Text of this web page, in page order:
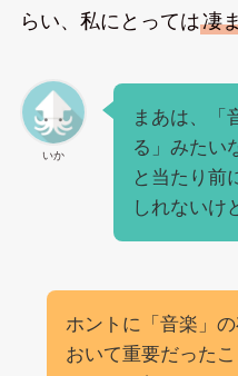
らい、私にとっては凄
いか
まあは、「
る」みたい
と当たり前
しれないけ
ホントに「音楽」
おいて重要だった